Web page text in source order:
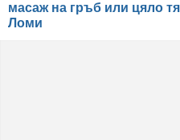
масаж на гръб или цяло
Ломи